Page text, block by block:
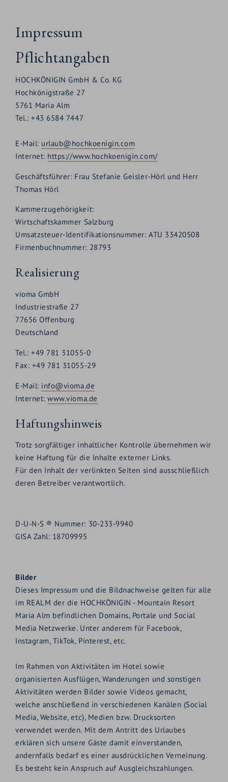
Impressum
Pflichtangaben
HOCHKÖNIGIN GmbH & Co. KG
Hochkönigstraße 27
5761 Maria Alm
Tel.: +43 6584 7447
E-Mail: urlaub@hochkoenigin.com
Internet: https://www.hochkoenigin.com/
Geschäftsführer: Frau Stefanie Geisler-Hörl und Herr
Thomas Hörl
Kammerzugehörigkeit:
Wirtschaftskammer Salzburg
Umsatzsteuer-Identifikationsnummer: ATU 33420508
Firmenbuchnummer: 28793
Realisierung
vioma GmbH
Industriestraße 27
77656 Offenburg
Deutschland
Tel.: +49 781 31055-0
Fax: +49 781 31055-29
E-Mail: info@vioma.de
Internet:www.vioma.de
Haftungshinweis
Trotz sorgfältiger inhaltlicher Kontrolle übernehmen wir
keine Haftung für die Inhalte externer Links.
Für den Inhalt der verlinkten Seiten sind ausschließlich
deren Betreiber verantwortlich.
D-U-N-S ® Nummer: 30-233-9940
GISA Zahl: 18709995
Bilder
Dieses Impressum und die Bildnachweise gelten für alle
im REALM der die HOCHKÖNIGIN - Mountain Resort
Maria Alm befindlichen Domains, Portale und Social
Media Netzwerke. Unter anderem für Facebook,
Instagram, TikTok, Pinterest, etc.
Im Rahmen von Aktivitäten im Hotel sowie
organisierten Ausflügen, Wanderungen und sonstigen
Aktivitäten werden Bilder sowie Videos gemacht,
welche anschließend in verschiedenen Kanälen (Social
Media, Website, etc), Medien bzw. Drucksorten
verwendet werden. Mit dem Antritt des Urlaubes
erklären sich unsere Gäste damit einverstanden,
andernfalls bedarf es einer ausdrücklichen Verneinung.
Es besteht kein Anspruch auf Ausgleichszahlungen.